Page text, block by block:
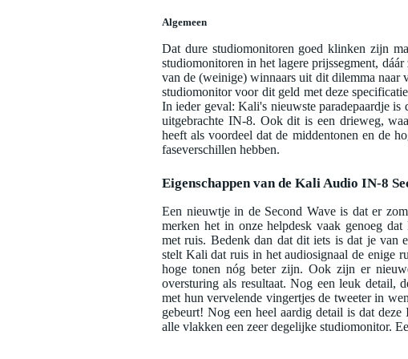
Algemeen
Dat dure studiomonitoren goed klinken zijn
studiomonitoren in het lagere prijssegment,
van de (weinige) winnaars uit dit dilemma naar
studiomonitor voor dit geld met deze
In ieder geval: Kali's nieuwste paradepaardje
uitgebrachte IN-8. Ook dit is een drieweg,
heeft als voordeel dat de middentonen en de
faseverschillen hebben.
Eigenschappen van de Kali Audio IN-8
Een nieuwtje in de Second Wave is dat er
merken het in onze helpdesk vaak genoeg
met ruis. Bedenk dan dat dit iets is dat je van
stelt Kali dat ruis in het audiosignaal de enige
hoge tonen nóg beter zijn. Ook zijn er
oversturing als resultaat. Nog een leuk detail,
met hun vervelende vingertjes de tweeter in
gebeurt! Nog een heel aardig detail is dat
alle vlakken een zeer degelijke studiomonitor.